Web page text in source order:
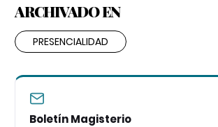
ARCHIVADO EN
PRESENCIALIDAD
Boletín Magisterio